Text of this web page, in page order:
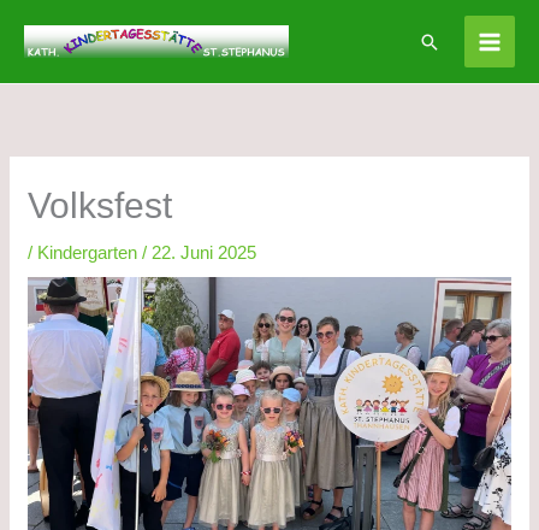
Inhalt
Suchen
Volksfest
/ Kindergarten / 22. Juni 2025